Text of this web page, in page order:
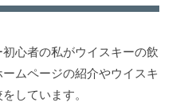
心者の私がウイスキーの飲
ムページの紹介やウイスキ
しています。